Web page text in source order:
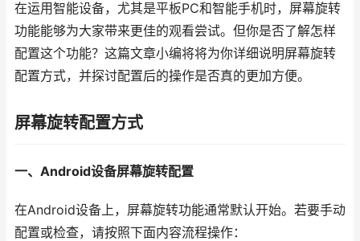
在运用智能设备，尤其是平板PC和智能手机时，屏幕旋转
功能能够为大家带来更佳的观看尝试。但你是否了解怎样
配置这个功能？这篇文章小编将将为你详细说明屏幕旋转
配置方式，并探讨配置后的操作是否真的更加方便。
屏幕旋转配置方式
一、Android设备屏幕旋转配置
在Android设备上，屏幕旋转功能通常默认开始。若要手动
配置或检查，请按照下面内容流程操作：